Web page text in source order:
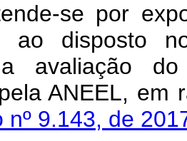
se por
ao
a avaliação
ANEEL, em
nº 9.143, de